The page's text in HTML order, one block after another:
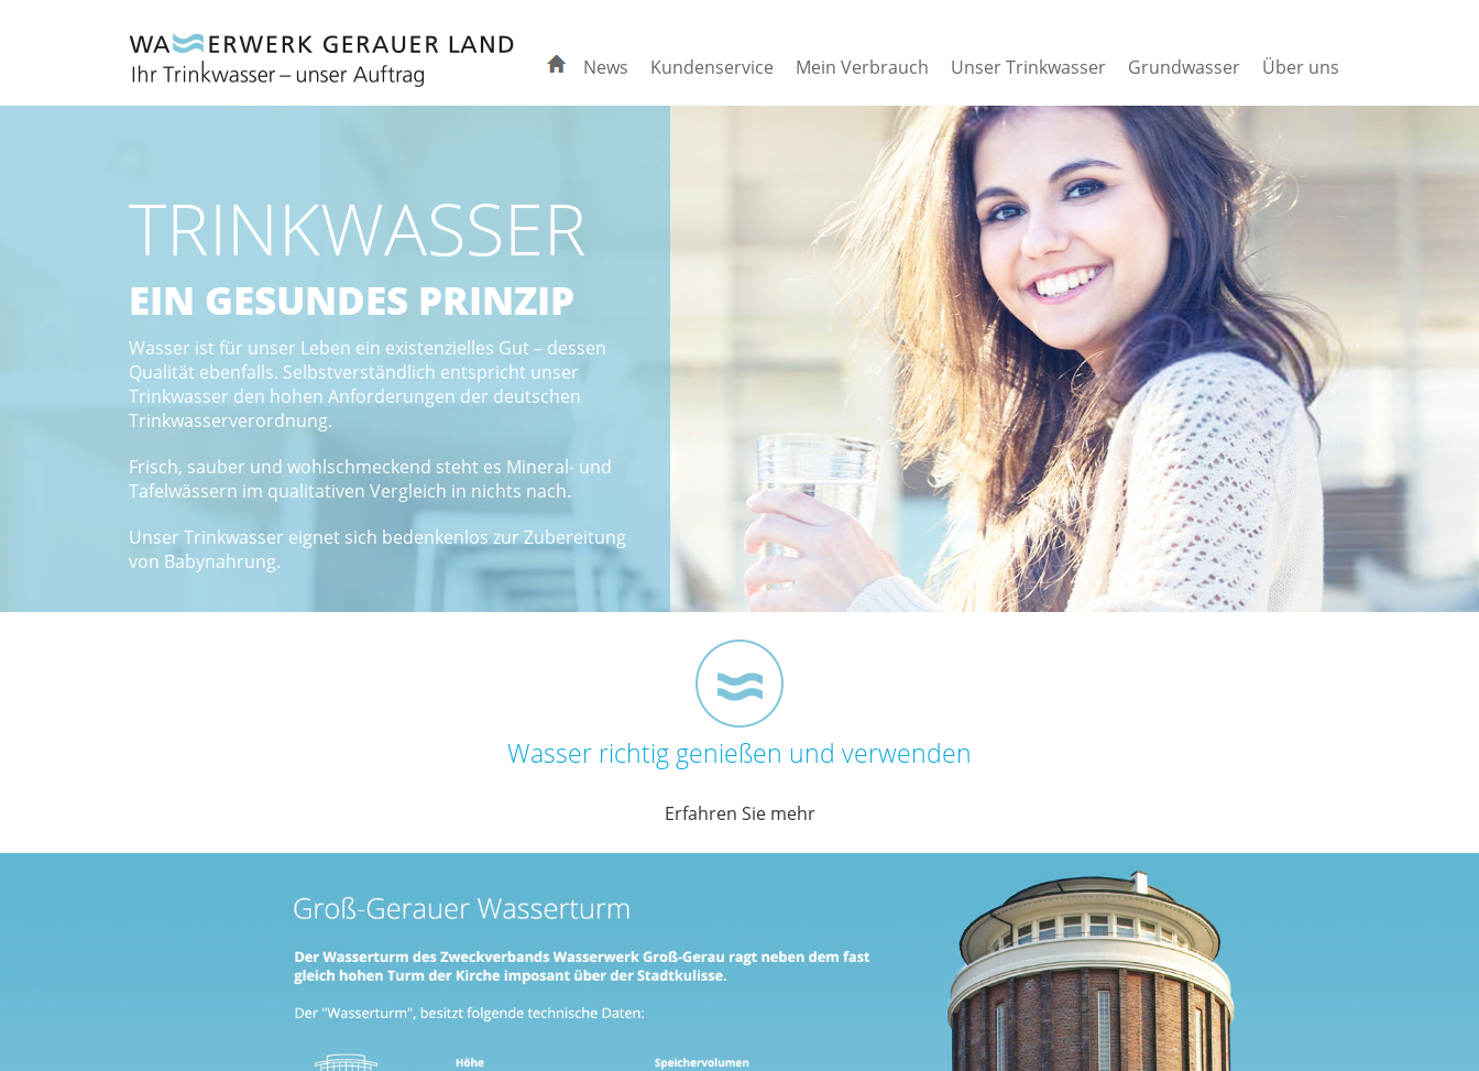
News Kundenservice Mein Verbrauch Unser Trinkwasser Grundwasser Über uns
TRINKWASSER
EIN GESUNDES PRINZIP
Wasser ist für unser Leben ein existenzielles Gut – dessen
Qualität ebenfalls. Selbstverständlich entspricht unser
Trinkwasser den hohen Anforderungen der deutschen
Trinkwasserverordnung.
Frisch, sauber und wohlschmeckend steht es Mineral- und
Tafelwässern im qualitativen Vergleich in nichts nach.
Unser Trinkwasser eignet sich bedenkenlos zur Zubereitung
von Babynahrung.
Wasser richtig genießen und verwenden
Er­fah­ren Sie mehr